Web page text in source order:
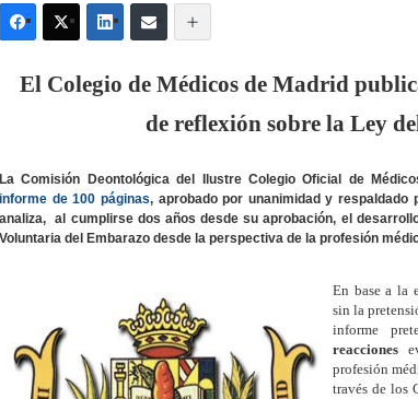
El Colegio de Médicos de Madrid
de reflexión sobre la Ley
La Comisión Deontológica del Ilustre Colegio Oficial de
informe de 100 páginas, aprobado por unanimidad y
analiza, al cumplirse dos años desde su aprobación, el
Voluntaria del Embarazo desde la perspectiva de la profesión
En base a la
sin la
informe
reacciones
profesión
través de los